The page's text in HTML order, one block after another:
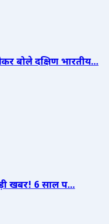
बोले दक्षिण भारतीय...
खबर! 6 साल प...